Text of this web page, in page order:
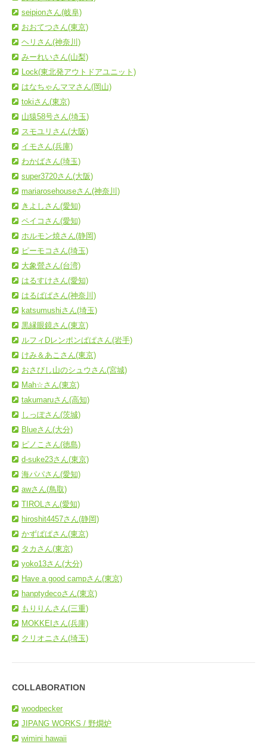
seipionさん(岐阜)
おおてつさん(東京)
ヘリさん(神奈川)
みーれいさん(山梨)
Lock(東北発アウトドアユニット)
はなちゃんママさん(岡山)
tokiさん(東京)
山猿58号さん(埼玉)
スモユリさん(大阪)
イモさん(兵庫)
わかばさん(埼玉)
super3720さん(大阪)
mariarosehouseさん(神奈川)
きよしさん(愛知)
ペイコさん(愛知)
ホルモン焼さん(静岡)
ピーモコさん(埼玉)
大象營さん(台湾)
はるすけさん(愛知)
はるぱぱさん(神奈川)
katsumushiさん(埼玉)
黒縁眼鏡さん(東京)
ルフィDレンポンぱぱさん(岩手)
けみ＆あこさん(東京)
おさびし山のシュウさん(宮城)
Mah☆さん(東京)
takumaruさん(高知)
しっぽさん(茨城)
Blueさん(大分)
ピノこさん(徳島)
d-suke23さん(東京)
海パパさん(愛知)
awさん(鳥取)
TIROLさん(愛知)
hiroshit4457さん(静岡)
かずぱぱさん(東京)
タカさん(東京)
yoko13さん(大分)
Have a good campさん(東京)
hanptydecoさん(東京)
もりりんさん(三重)
MOKKEIさん(兵庫)
クリオニさん(埼玉)
COLLABORATION
woodpecker
JIPANG WORKS / 野燗炉
wimini hawaii